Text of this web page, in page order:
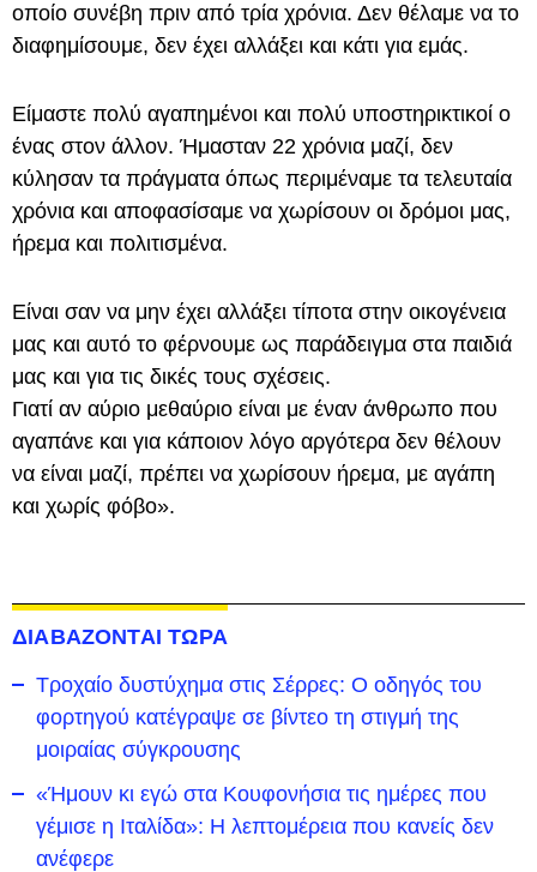
οποίο συνέβη πριν από τρία χρόνια. Δεν θέλαμε να το
διαφημίσουμε, δεν έχει αλλάξει και κάτι για εμάς.
Είμαστε πολύ αγαπημένοι και πολύ υποστηρικτικοί ο
ένας στον άλλον. Ήμασταν 22 χρόνια μαζί, δεν
κύλησαν τα πράγματα όπως περιμέναμε τα τελευταία
χρόνια και αποφασίσαμε να χωρίσουν οι δρόμοι μας,
ήρεμα και πολιτισμένα.
Είναι σαν να μην έχει αλλάξει τίποτα στην οικογένεια
μας και αυτό το φέρνουμε ως παράδειγμα στα παιδιά
μας και για τις δικές τους σχέσεις.
Γιατί αν αύριο μεθαύριο είναι με έναν άνθρωπο που
αγαπάνε και για κάποιον λόγο αργότερα δεν θέλουν
να είναι μαζί, πρέπει να χωρίσουν ήρεμα, με αγάπη
και χωρίς φόβο».
ΔΙΑΒΑΖΟΝΤΑΙ ΤΩΡΑ
Τροχαίο δυστύχημα στις Σέρρες: Ο οδηγός του
φορτηγού κατέγραψε σε βίντεο τη στιγμή της
μοιραίας σύγκρουσης
«Ήμουν κι εγώ στα Κουφονήσια τις ημέρες που
γέμισε η Ιταλίδα»: Η λεπτομέρεια που κανείς δεν
ανέφερε